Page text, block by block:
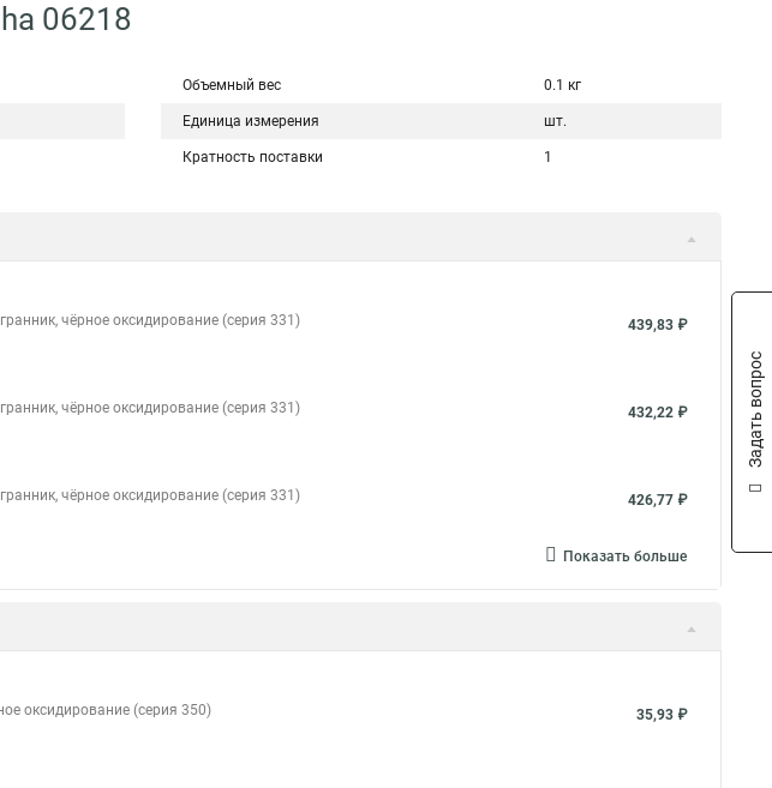
06218
Объемный вес 0.1 кг
Единица измерения шт.
Кратность поставки 1
чёрное оксидирование (серия 331) 439,83 ₽
чёрное оксидирование (серия 331) 432,22 ₽
чёрное оксидирование (серия 331) 426,77 ₽
Показать больше
оксидирование (серия 350) 35,93 ₽
Задать вопрос